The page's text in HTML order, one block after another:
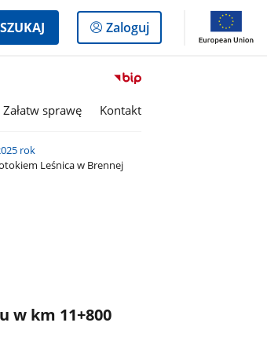
SZUKAJ
Logowanie
do
Zaloguj
Przejdź
serwisu
Publicznej
Załatw sprawę Kontakt
rok
Leśnica w Brennej
w km 11+800